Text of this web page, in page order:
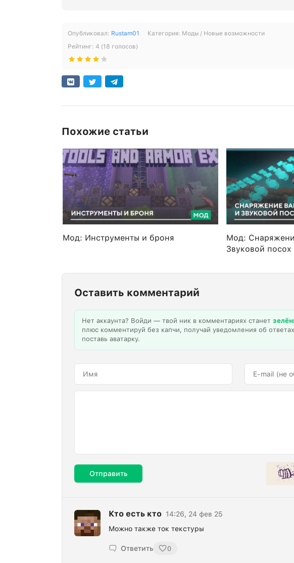
Опубликовал: Rustam01 Категория: Моды / Новые возможности
Рейтинг: 4 (18 голосов)
Похожие статьи
Мод: Инструменты и броня
Мод:
Звуковой посох
Оставить комментарий
Нет аккаунта? Войди — твой ник в комментариях станет
плюс комментируй без капчи, получай уведомления об
поставь аватарку.
Отправить
Кто есть кто 14:26, 24 фев 25
Можно также ток текстуры
Ответить 0